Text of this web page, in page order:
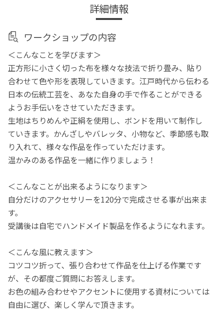
詳細情報
ワークショップの内容
＜こんなことを学びます＞
正方形に小さく切った布を様々な技法で折り畳み、貼り
合わせて色や形を表現していきます。江戸時代から伝わる
日本の伝統工芸を、あなた自身の手で作ることができる
ようお手伝いをさせていただきます。
生地はちりめんや正絹を使用し、ボンドを用いて制作し
ていきます。かんざしやバレッタ、小物など、季節感も取
り入れて、様々な作品を作っていただけます。
温かみのある作品を一緒に作りましょう！
＜こんなことが出来るようになります＞
自分だけのアクセサリーを120分で完成させる事が出来ま
す。
受講後は自宅でハンドメイド製品を作るようになれます。
＜こんな風に教えます＞
コツコツ折って、張り合わせて作品を仕上げる作業です
が、その都度ご質問にお答えします。
お色の組み合わせやアクセントに使用する資材については
自由に選び、楽しく学んで頂きます。